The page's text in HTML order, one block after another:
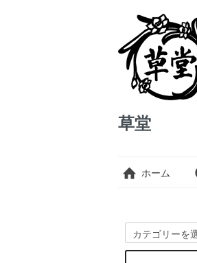
草堂
ホーム